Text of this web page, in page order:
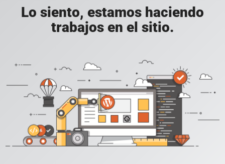
Lo siento, estamos haciendo
trabajos en el sitio.